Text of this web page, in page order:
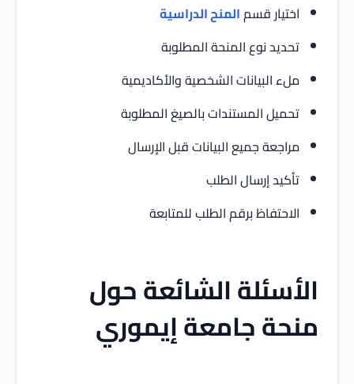
اختيار قسمالمنح الدراسية
تحديد نوع المنحة المطلوبة
ملء البيانات الشخصية والأكاديمية
تحميل المستندات بالصيغ المطلوبة
مراجعة جميع البيانات قبل الإرسال
تأكيد إرسال الطلب
الاحتفاظ برقم الطلب للمتابعة
الأسئلة الشائعة حول
منحة جامعة إيموري